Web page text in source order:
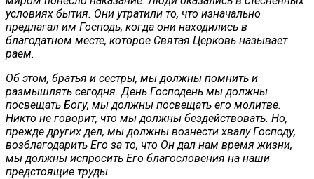
условиях бытия. Они утратили то, что изначально
предлагал им Господь, когда они находились в
благодатном месте, которое Святая Церковь называет
раем.
Об этом, братья и сестры, мы должны помнить и
размышлять сегодня. День Господень мы должны
посвещать Богу, мы должны посвещать его молитве.
Никто не говорит, что мы должны бездействовать. Но,
прежде других дел, мы должны вознести хвалу Господу,
возблагодарить Его за то, что Он дал нам время жизни,
мы должны испросить Его благословения на наши
предстоящие труды.